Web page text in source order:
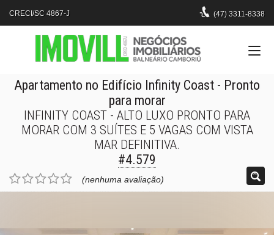
CRECI/SC 4867-J (47) 3311-8338
Apartamento no Edifício Infinity Coast - Pronto
para morar
INFINITY COAST - ALTO LUXO PRONTO PARA
MORAR COM 3 SUÍTES E 5 VAGAS COM VISTA
MAR DEFINITIVA.
#4.579
(nenhuma avaliação)